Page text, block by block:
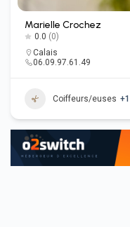
Marielle Crochez
0.0 (0)
Calais
06.09.97.61.49
Coiffeurs/euses +1